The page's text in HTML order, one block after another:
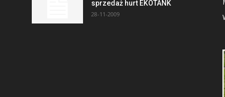
sprzedaż hurt EKOTANK
28-11-2009